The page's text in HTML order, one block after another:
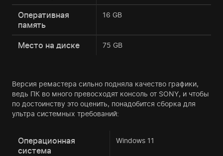
Оперативная
память
16 GB
Место на диске 75 GB
Версия ремастера сильно подняла качество графики,
ведь ПК во много превосходят консоль от SONY, и чтобы
по достоинству это оценить, понадобится сборка для
ультра системных требований:
Операционная
система
Windows 11